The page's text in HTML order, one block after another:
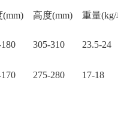
(mm) 高度(mm) 重量(kg/单
305-310 23.5-24
275-280 17-18